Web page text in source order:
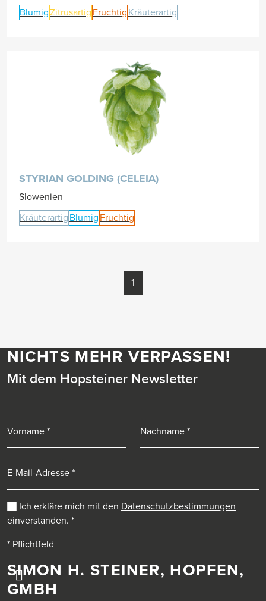
BlumigZitrusartig Fruchtig Kräuterartig
STYRIAN GOLDING (CELEIA)
Slowenien
Kräuterartig Blumig Fruchtig
1
SIMON H. STEINER, HOPFEN,
GMBH
NICHTS MEHR VERPASSEN!
Mit dem Hopsteiner Newsletter
Ich erkläre mich mit den Datenschutzbestimmungen
einverstanden. *
* Pflichtfeld